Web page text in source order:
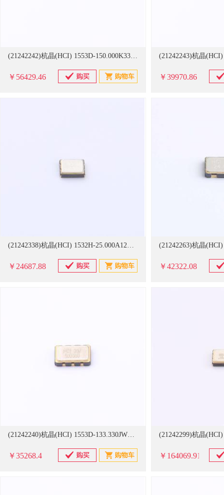
(21242242)杭晶(HCI) 1553D-150.000K33DTX 5032,150MHz,LVDS,3.3V,±25ppm,-40-85 1000个/卷 振荡器(单位：卷)
￥56429.46 ￥39970.86
(21242338)杭晶(HCI) 1532H-25.000A12DZSX 3225,25MHz,HCMOS,1.2V,±100ppm,-40-125 3000个/卷 振荡器(单位：卷)
￥24687.88 ￥42322.08
(21242240)杭晶(HCI) 1553D-133.330JWVDTX 5032,133.33MHz,LVDS,2.5~3.3V,±25ppm,-40-85 1000个/卷 振荡器(单位：卷)
￥35268.4 ￥164069.91